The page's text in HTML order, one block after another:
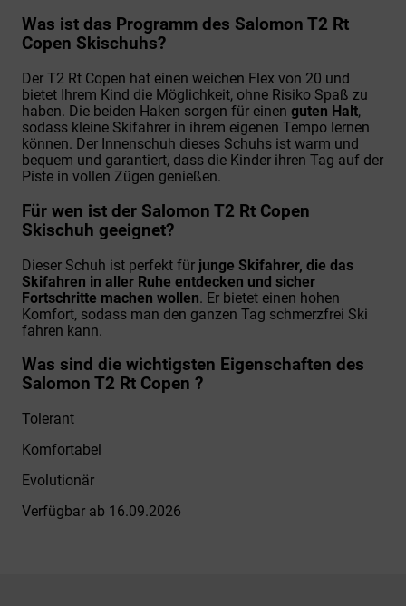
Was ist das Programm des Salomon T2 Rt
Copen Skischuhs?
Der T2 Rt Copen hat einen weichen Flex von 20 und
bietet Ihrem Kind die Möglichkeit, ohne Risiko Spaß zu
haben. Die beiden Haken sorgen für einen guten Halt,
sodass kleine Skifahrer in ihrem eigenen Tempo lernen
können. Der Innenschuh dieses Schuhs ist warm und
bequem und garantiert, dass die Kinder ihren Tag auf der
Piste in vollen Zügen genießen.
Für wen ist der Salomon T2 Rt Copen
Skischuh geeignet?
Dieser Schuh ist perfekt für junge Skifahrer, die das
Skifahren in aller Ruhe entdecken und sicher
Fortschritte machen wollen. Er bietet einen hohen
Komfort, sodass man den ganzen Tag schmerzfrei Ski
fahren kann.
Was sind die wichtigsten Eigenschaften des
Salomon T2 Rt Copen ?
Tolerant
Komfortabel
Evolutionär
Verfügbar ab 16.09.2026